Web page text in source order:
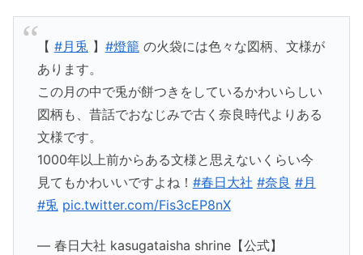
【 #月兎 】 #燈籠の火袋には色々な図柄、文様が
あります。
この月の中で兎が餅つきをしているかわいらしい
図柄も、昔話でおなじみで古く奈良時代よりある
文様です。
1000年以上前からある文様と思えないくらい今
見てもかわいいですよね！ #春日大社 #奈良 #月
#兎 pic.twitter.com/Fis3cEP8nX
— 春日大社 kasugataisha shrine【公式】